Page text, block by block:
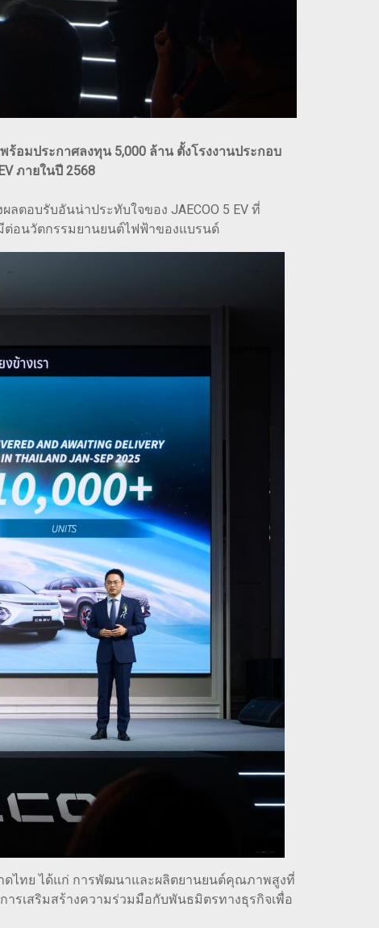
พร้อมประกาศลงทุน 5,000 ล้าน ตั้งโรงงานประกอบ
ภายในปี 2568
ลตอบรับอันน่าประทับใจของ JAECOO 5 EV ที่
ต่อนวัตกรรมยานยนต์ไฟฟ้าของแบรนด์
ดไทย ได้แก่ การพัฒนาและผลิตยานยนต์คุณภาพสูงที่
ารเสริมสร้างความร่วมมือกับพันธมิตรทางธุรกิจเพื่อ